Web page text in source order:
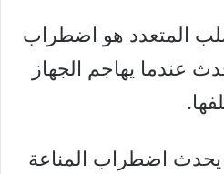
المتعدد هو اضطراب
عندما يهاجم الجهاز
يحدث اضطراب المناعة